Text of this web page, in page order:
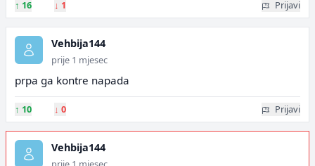
↑ 16 ↓ 1 Prijavi
Vehbija144
prije 1 mjesec
prpa ga kontre napada
↑ 10 ↓ 0 Prijavi
Vehbija144